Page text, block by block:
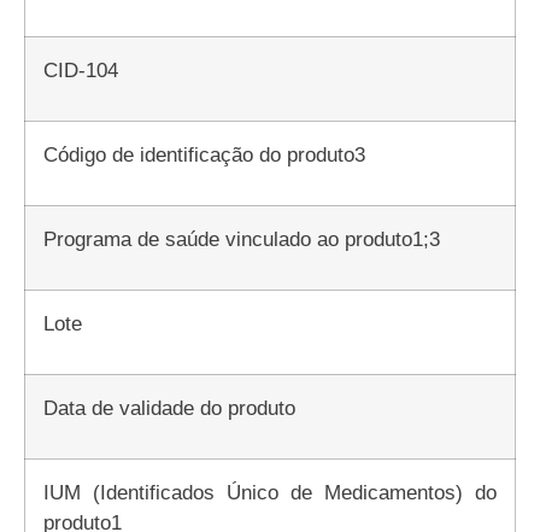
CID-104
Código de identificação do produto3
Programa de saúde vinculado ao produto1;3
Lote
Data de validade do produto
IUM (Identificados Único de Medicamentos) do
produto1